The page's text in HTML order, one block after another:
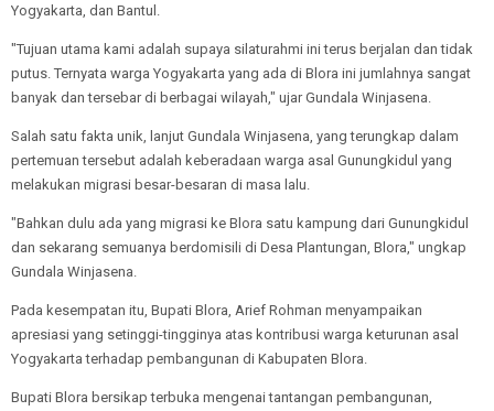
Yogyakarta, dan Bantul.
"Tujuan utama kami adalah supaya silaturahmi ini terus berjalan dan tidak
putus. Ternyata warga Yogyakarta yang ada di Blora ini jumlahnya sangat
banyak dan tersebar di berbagai wilayah," ujar Gundala Winjasena.
Salah satu fakta unik, lanjut Gundala Winjasena, yang terungkap dalam
pertemuan tersebut adalah keberadaan warga asal Gunungkidul yang
melakukan migrasi besar-besaran di masa lalu.
"Bahkan dulu ada yang migrasi ke Blora satu kampung dari Gunungkidul
dan sekarang semuanya berdomisili di Desa Plantungan, Blora," ungkap
Gundala Winjasena.
Pada kesempatan itu, Bupati Blora, Arief Rohman menyampaikan
apresiasi yang setinggi-tingginya atas kontribusi warga keturunan asal
Yogyakarta terhadap pembangunan di Kabupaten Blora.
Bupati Blora bersikap terbuka mengenai tantangan pembangunan,